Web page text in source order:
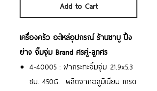
Add to Cart
เครื่องครัว อะไหล่อุปกรณ์ ร้านชาบู ปิ้ง
ย่าง จิ้มจุ่ม Brand ศรคู่-ลูกศร
4-40005 : ฝากระทะจิ้มจุ่ม 21.9x5.3
ซม. 450G. ผลิตจากอลูมิเนียม เกรด